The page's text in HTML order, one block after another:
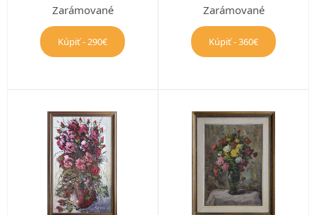
Zarámované
Kúpiť - 290€
Zarámované
Kúpiť - 360€